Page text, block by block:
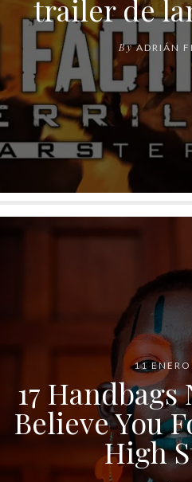
trailer de
By ADRIÁN
11
17
Believe You
High